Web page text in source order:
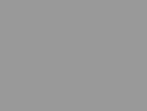
tostas y